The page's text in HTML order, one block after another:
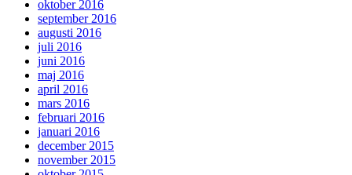
oktober 2016
september 2016
augusti 2016
juli 2016
juni 2016
maj 2016
april 2016
mars 2016
februari 2016
januari 2016
december 2015
november 2015